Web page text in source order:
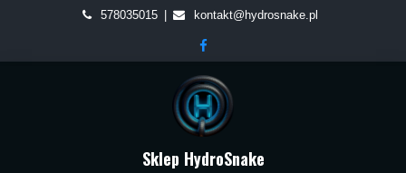
content
578035015 kontakt@hydrosnake.pl
Sklep HydroSnake